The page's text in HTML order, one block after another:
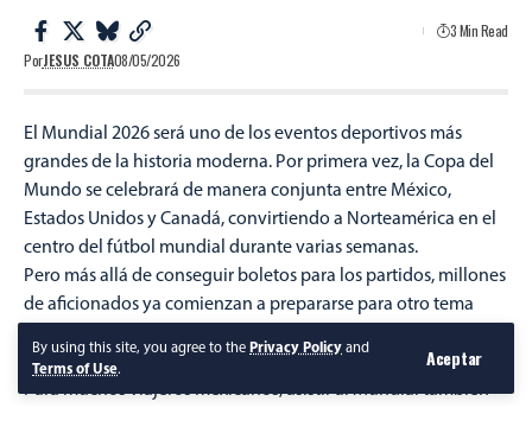
By using this site, you agree to the Privacy Policy and
Terms of Use. Aceptar
PorJESUS COTA08/05/2026
3 Min Read
El Mundial 2026 será uno de los eventos deportivos más
grandes de la historia moderna. Por primera vez, la Copa del
Mundo se celebrará de manera conjunta entre México,
Estados Unidos y Canadá, convirtiendo a Norteamérica en el
centro del fútbol mundial durante varias semanas.
Pero más allá de conseguir boletos para los partidos, millones
de aficionados ya comienzan a prepararse para otro tema
para ingresar a Estados Unidos.